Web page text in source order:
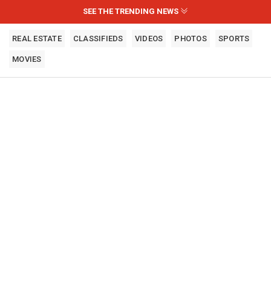
SEE THE TRENDING NEWS
REAL ESTATE CLASSIFIEDS VIDEOS PHOTOS SPORTS
MOVIES